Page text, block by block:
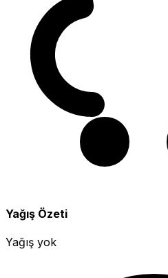
Yağış Özeti
Yağış yok